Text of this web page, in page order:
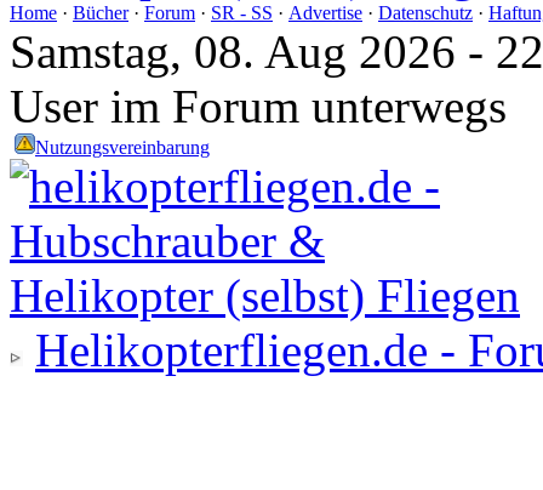
Home · Bücher· Forum · SR - SS · Advertise · Datenschutz ·
Samstag, 08. Aug 2026 -
User im Forum unterwegs
Nutzungsvereinbarung
Helikopterfliegen.de -